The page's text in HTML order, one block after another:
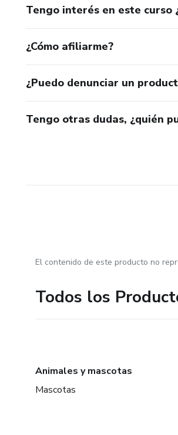
Tengo interés en este curso
¿Cómo afiliarme?
¿Puedo denunciar un
Tengo otras dudas, ¿quién
El contenido de este producto no
Todos los
Animales y mascotas
Mascotas